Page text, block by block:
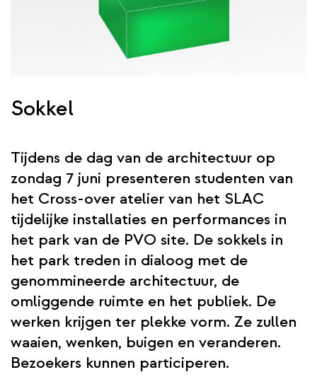
Sokkel
Tijdens de dag van de architectuur op
zondag 7 juni presenteren studenten van
het Cross-over atelier van het SLAC
tijdelijke installaties en performances in
het park van de PVO site. De sokkels in
het park treden in dialoog met de
genommineerde architectuur, de
omliggende ruimte en het publiek. De
werken krijgen ter plekke vorm. Ze zullen
waaien, wenken, buigen en veranderen.
Bezoekers kunnen participeren.